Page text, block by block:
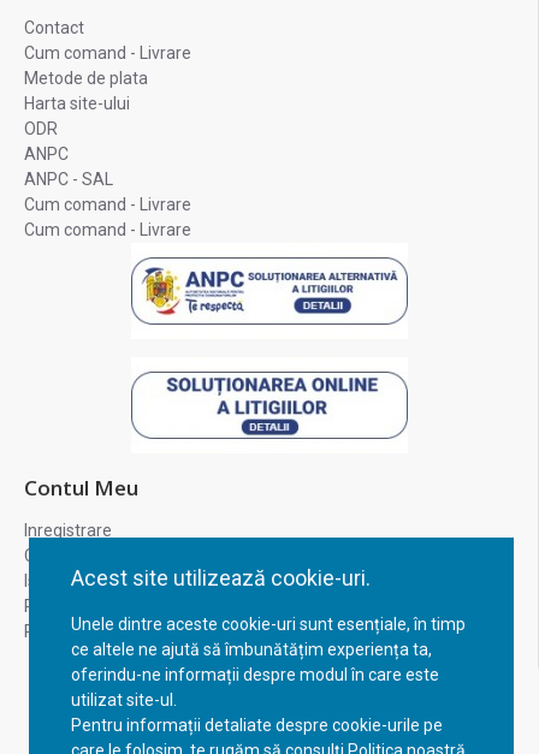
Acest site utilizează cookie-uri.
Unele dintre aceste cookie-uri sunt esențiale, în timp
ce altele ne ajută să îmbunătățim experiența ta,
oferindu-ne informații despre modul în care este
utilizat site-ul.
Pentru informații detaliate despre cookie-urile pe
Contact
Cum comand - Livrare
Metode de plata
Harta site-ului
ODR
ANPC
ANPC - SAL
Cum comand - Livrare
Cum comand - Livrare
Contul Meu
Inregistrare
Contul meu
Istoric comenzi
Recuperare parola
Returnare produs